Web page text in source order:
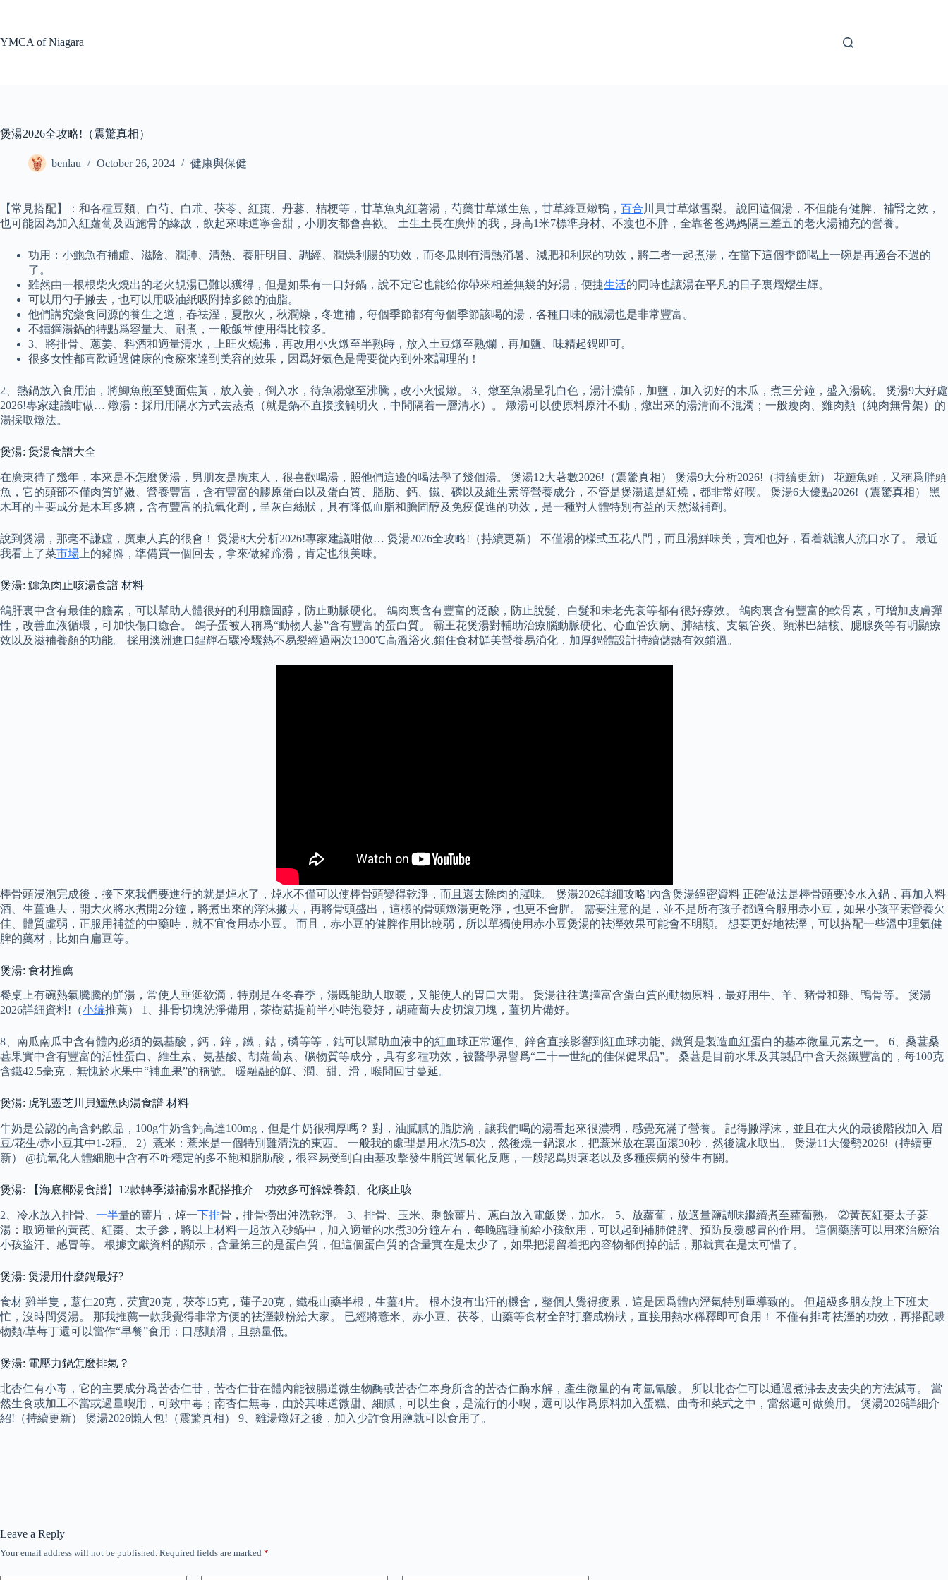
YMCA of Niagara
煲湯2026全攻略!（震驚真相）
benlau October 26, 2024 健康與保健
【常見搭配】：和各種豆類、白芍、白朮、茯苓、紅棗、丹蔘、桔梗等，甘草魚丸紅薯湯，芍藥甘草燉生魚，甘草綠豆燉鴨， 百合 川貝甘草燉雪梨。 說回這個湯，不但能有健脾、補腎之效，
也可能因為加入紅蘿蔔及西施骨的緣故，飲起來味道寧舍甜，小朋友都會喜歡。 土生土長在廣州的我，身高1米7標準身材、不瘦也不胖，全靠爸爸媽媽隔三差五的老火湯補充的營養。
功用：小鮑魚有補虛、滋陰、潤肺、清熱、養肝明目、調經、潤燥利腸的功效，而冬瓜則有清熱消暑、減肥和利尿的功效，將二者一起煮湯，在當下這個季節喝上一碗是再適合不過的
了。
雖然由一根根柴火燒出的老火靚湯已難以獲得，但是如果有一口好鍋，說不定它也能給你帶來相差無幾的好湯，便捷生活的同時也讓湯在平凡的日子裏熠熠生輝。
可以用勺子撇去，也可以用吸油紙吸附掉多餘的油脂。
他們講究藥食同源的養生之道，春祛溼，夏散火，秋潤燥，冬進補，每個季節都有每個季節該喝的湯，各種口味的靚湯也是非常豐富。
不鏽鋼湯鍋的特點爲容量大、耐煮，一般飯堂使用得比較多。
3、將排骨、蔥姜、料酒和適量清水，上旺火燒沸，再改用小火燉至半熟時，放入土豆燉至熟爛，再加鹽、味精起鍋即可。
很多女性都喜歡通過健康的食療來達到美容的效果，因爲好氣色是需要從內到外來調理的！
2、熱鍋放入食用油，將鯽魚煎至雙面焦黃，放入姜，倒入水，待魚湯燉至沸騰，改小火慢燉。 3、燉至魚湯呈乳白色，湯汁濃郁，加鹽，加入切好的木瓜，煮三分鐘，盛入湯碗。 煲湯9大好處
2026!專家建議咁做… 燉湯：採用用隔水方式去蒸煮（就是鍋不直接接觸明火，中間隔着一層清水）。 燉湯可以使原料原汁不動，燉出來的湯清而不混濁；一般瘦肉、雞肉類（純肉無骨架）的
湯採取燉法。
煲湯: 煲湯食譜大全
在廣東待了幾年，本來是不怎麼煲湯，男朋友是廣東人，很喜歡喝湯，照他們這邊的喝法學了幾個湯。 煲湯12大著數2026!（震驚真相） 煲湯9大分析2026!（持續更新） 花鰱魚頭，又稱爲胖頭
魚，它的頭部不僅肉質鮮嫩、營養豐富，含有豐富的膠原蛋白以及蛋白質、脂肪、鈣、鐵、磷以及維生素等營養成分，不管是煲湯還是紅燒，都非常好喫。 煲湯6大優點2026!（震驚真相） 黑
木耳的主要成分是木耳多糖，含有豐富的抗氧化劑，呈灰白絲狀，具有降低血脂和膽固醇及免疫促進的功效，是一種對人體特別有益的天然滋補劑。
說到煲湯，那毫不謙虛，廣東人真的很會！ 煲湯8大分析2026!專家建議咁做… 煲湯2026全攻略!（持續更新） 不僅湯的樣式五花八門，而且湯鮮味美，賣相也好，看着就讓人流口水了。 最近
我看上了菜市場 上的豬腳，準備買一個回去，拿來做豬蹄湯，肯定也很美味。
煲湯: 鱷魚肉止咳湯食譜 材料
鴿肝裏中含有最佳的膽素，可以幫助人體很好的利用膽固醇，防止動脈硬化。 鴿肉裏含有豐富的泛酸，防止脫髮、白髮和未老先衰等都有很好療效。 鴿肉裏含有豐富的軟骨素，可增加皮膚彈
性，改善血液循環，可加快傷口癒合。 鴿子蛋被人稱爲“動物人蔘”含有豐富的蛋白質。 霸王花煲湯對輔助治療腦動脈硬化、心血管疾病、肺結核、支氣管炎、頸淋巴結核、腮腺炎等有明顯療
效以及滋補養顏的功能。 採用澳洲進口鋰輝石驟冷驟熱不易裂經過兩次1300℃高溫浴火,鎖住食材鮮美營養易消化，加厚鍋體設計持續儲熱有效鎖溫。
棒骨頭浸泡完成後，接下來我們要進行的就是焯水了，焯水不僅可以使棒骨頭變得乾淨，而且還去除肉的腥味。 煲湯2026詳細攻略!內含煲湯絕密資料 正確做法是棒骨頭要冷水入鍋，再加入料
酒、生薑進去，開大火將水煮開2分鐘，將煮出來的浮沫撇去，再將骨頭盛出，這樣的骨頭燉湯更乾淨，也更不會腥。 需要注意的是，並不是所有孩子都適合服用赤小豆，如果小孩平素營養欠
佳、體質虛弱，正服用補益的中藥時，就不宜食用赤小豆。 而且，赤小豆的健脾作用比較弱，所以單獨使用赤小豆煲湯的祛溼效果可能會不明顯。 想要更好地祛溼，可以搭配一些溫中理氣健
脾的藥材，比如白扁豆等。
煲湯: 食材推薦
餐桌上有碗熱氣騰騰的鮮湯，常使人垂涎欲滴，特別是在冬春季，湯既能助人取暖，又能使人的胃口大開。 煲湯往往選擇富含蛋白質的動物原料，最好用牛、羊、豬骨和雞、鴨骨等。 煲湯
2026詳細資料!（小編推薦） 1、排骨切塊洗淨備用，茶樹菇提前半小時泡發好，胡蘿蔔去皮切滾刀塊，薑切片備好。
8、南瓜南瓜中含有體內必須的氨基酸，鈣，鋅，鐵，鈷，磷等等，鈷可以幫助血液中的紅血球正常運作、鋅會直接影響到紅血球功能、鐵質是製造血紅蛋白的基本微量元素之一。 6、桑葚桑
葚果實中含有豐富的活性蛋白、維生素、氨基酸、胡蘿蔔素、礦物質等成分，具有多種功效，被醫學界譽爲“二十一世紀的佳保健果品”。 桑葚是目前水果及其製品中含天然鐵豐富的，每100克
含鐵42.5毫克，無愧於水果中“補血果”的稱號。 暖融融的鮮、潤、甜、滑，喉間回甘蔓延。
煲湯: 虎乳靈芝川貝鱷魚肉湯食譜 材料
牛奶是公認的高含鈣飲品，100g牛奶含鈣高達100mg，但是牛奶很稠厚嗎？ 對，油膩膩的脂肪滴，讓我們喝的湯看起來很濃稠，感覺充滿了營養。 記得撇浮沫，並且在大火的最後階段加入 眉
豆/花生/赤小豆其中1-2種。 2）薏米：薏米是一個特別難清洗的東西。 一般我的處理是用水洗5-8次，然後燒一鍋滾水，把薏米放在裏面滾30秒，然後濾水取出。 煲湯11大優勢2026!（持續更
新） @抗氧化人體細胞中含有不咋穩定的多不飽和脂肪酸，很容易受到自由基攻擊發生脂質過氧化反應，一般認爲與衰老以及多種疾病的發生有關。
煲湯: 【海底椰湯食譜】12款轉季滋補湯水配搭推介 功效多可解燥養顏、化痰止咳
2、冷水放入排骨、 一半量的薑片，焯一下排骨，排骨撈出沖洗乾淨。 3、排骨、玉米、剩餘薑片、蔥白放入電飯煲，加水。 5、放蘿蔔，放適量鹽調味繼續煮至蘿蔔熟。 ②黃芪紅棗太子蔘
湯：取適量的黃芪、紅棗、太子參，將以上材料一起放入砂鍋中，加入適量的水煮30分鐘左右，每晚臨睡前給小孩飲用，可以起到補肺健脾、預防反覆感冒的作用。 這個藥膳可以用來治療治
小孩盜汗、感冒等。 根據文獻資料的顯示，含量第三的是蛋白質，但這個蛋白質的含量實在是太少了，如果把湯留着把內容物都倒掉的話，那就實在是太可惜了。
煲湯: 煲湯用什麼鍋最好?
食材 雞半隻，薏仁20克，芡實20克，茯苓15克，蓮子20克，鐵棍山藥半根，生薑4片。 根本沒有出汗的機會，整個人覺得疲累，這是因爲體內溼氣特別重導致的。 但超級多朋友說上下班太
忙，沒時間煲湯。 那我推薦一款我覺得非常方便的祛溼穀粉給大家。 已經將薏米、赤小豆、茯苓、山藥等食材全部打磨成粉狀，直接用熱水稀釋即可食用！ 不僅有排毒祛溼的功效，再搭配穀
物類/草莓丁還可以當作“早餐”食用；口感順滑，且熱量低。
煲湯: 電壓力鍋怎麼排氣？
北杏仁有小毒，它的主要成分爲苦杏仁苷，苦杏仁苷在體內能被腸道微生物酶或苦杏仁本身所含的苦杏仁酶水解，產生微量的有毒氫氰酸。 所以北杏仁可以通過煮沸去皮去尖的方法減毒。 當
然生食或加工不當或過量喫用，可致中毒；南杏仁無毒，由於其味道微甜、細膩，可以生食，是流行的小喫，還可以作爲原料加入蛋糕、曲奇和菜式之中，當然還可做藥用。 煲湯2026詳細介
紹!（持續更新） 煲湯2026懶人包!（震驚真相） 9、雞湯燉好之後，加入少許食用鹽就可以食用了。
Leave a Reply
Your email address will not be published. Required fields are marked *